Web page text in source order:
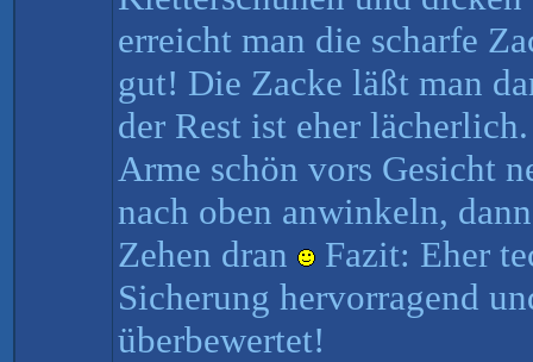
erreicht man die scharfe
gut! Die Zacke läßt man
der Rest ist eher
Arme schön vors Gesicht
nach oben anwinkeln,
Zehen dran
Fazit: Eher
Sicherung hervorragend
überbewertet!